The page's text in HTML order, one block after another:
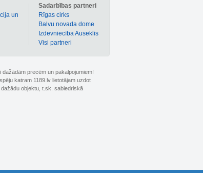
Sadarbības partneri
Rīgas cirks
Balvu novada dome
Izdevniecība Auseklis
Visi partneri
un
precēm un pakalpojumiem!
katram 1189.lv lietotājam uzdot
objektu, t.sk. sabiedriskā